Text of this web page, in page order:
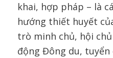
khai, hợp pháp – là
hướng thiết huyết
trò minh chủ, hội
động Đông du,